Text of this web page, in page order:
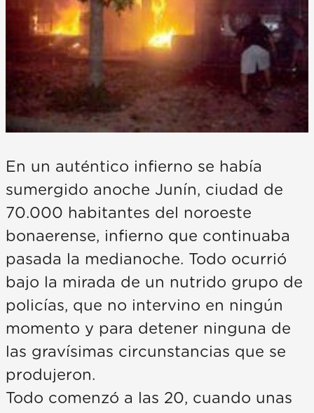
En un auténtico infierno se había
sumergido anoche Junín, ciudad de
70.000 habitantes del noroeste
bonaerense, infierno que continuaba
pasada la medianoche. Todo ocurrió
bajo la mirada de un nutrido grupo de
policías, que no intervino en ningún
momento y para detener ninguna de
las gravísimas circunstancias que se
produjeron.
Todo comenzó a las 20, cuando unas